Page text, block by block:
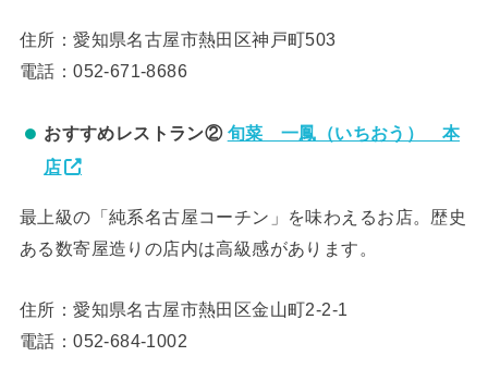
住所：愛知県名古屋市熱田区神戸町503
電話：052-671-8686
おすすめレストラン② 旬菜 一鳳（いちおう） 本
店
最上級の「純系名古屋コーチン」を味わえるお店。歴史
ある数寄屋造りの店内は高級感があります。
住所：愛知県名古屋市熱田区金山町2-2-1
電話：052-684-1002